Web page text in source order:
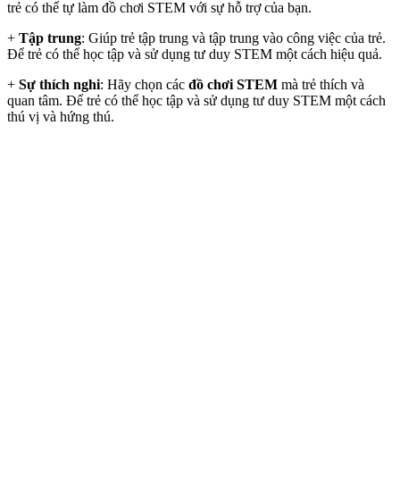
trẻ có thể tự làm đồ chơi STEM với sự hỗ trợ của bạn.
+ Tập trung: Giúp trẻ tập trung và tập trung vào công việc của trẻ.
Để trẻ có thể học tập và sử dụng tư duy STEM một cách hiệu quả.
+ Sự thích nghi: Hãy chọn các đồ chơi STEM mà trẻ thích và
quan tâm. Để trẻ có thể học tập và sử dụng tư duy STEM một cách
thú vị và hứng thú.